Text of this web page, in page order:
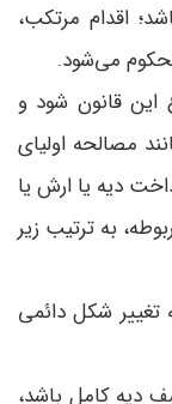
مجازات اسلامی مصوب 1392/2/1 باشد؛ اقدام مرتکب،
می‌شود.
این قانون شود و
مصالحه اولیای
دیه یا ارش یا
به ترتیب زیر
شکل دائمی
دیه کامل باشد،